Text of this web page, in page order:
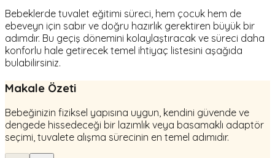
Bebeklerde tuvalet eğitimi süreci, hem çocuk hem de
ebeveyn için sabır ve doğru hazırlık gerektiren büyük bir
adımdır. Bu geçiş dönemini kolaylaştıracak ve süreci daha
konforlu hale getirecek temel ihtiyaç listesini aşağıda
bulabilirsiniz.
Makale Özeti
Bebeğinizin fiziksel yapısına uygun, kendini güvende ve
dengede hissedeceği bir lazımlık veya basamaklı adaptör
seçimi, tuvalete alışma sürecinin en temel adımıdır.